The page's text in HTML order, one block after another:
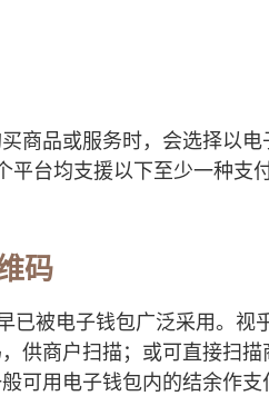
商品或服务时，会选择以
平台均支援以下至少一种支
码
已被电子钱包广泛采用。
供商户扫描；或可直接扫
可用电子钱包内的结余作